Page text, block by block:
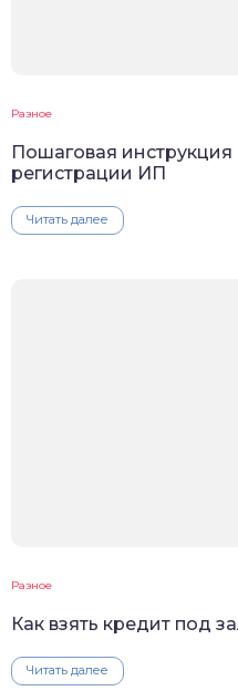
Разное
Пошаговая
регистрации ИП
Читать далее
Разное
Как взять кредит под
Читать далее